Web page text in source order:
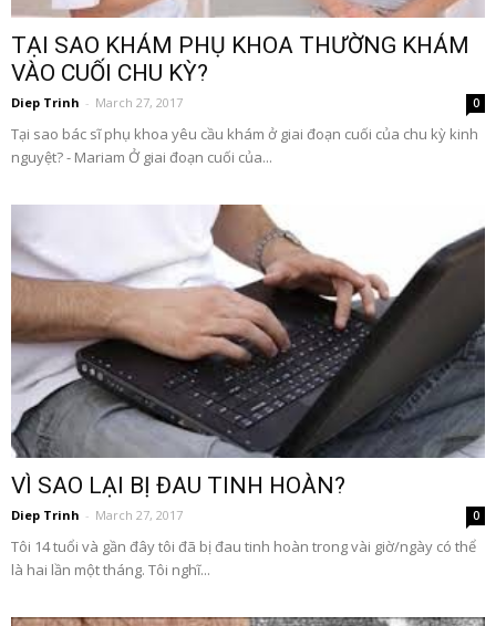
TẠI SAO KHÁM PHỤ KHOA THƯỜNG KHÁM
VÀO CUỐI CHU KỲ?
Diep Trinh - March 27, 2017 0
Tại sao bác sĩ phụ khoa yêu cầu khám ở giai đoạn cuối của chu kỳ kinh
nguyệt? - Mariam Ở giai đoạn cuối của...
VÌ SAO LẠI BỊ ĐAU TINH HOÀN?
Diep Trinh - March 27, 2017 0
Tôi 14 tuổi và gần đây tôi đã bị đau tinh hoàn trong vài giờ/ngày có thể
là hai lần một tháng. Tôi nghĩ...